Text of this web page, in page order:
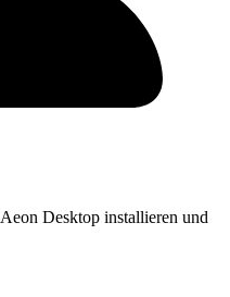
Desktop installieren und